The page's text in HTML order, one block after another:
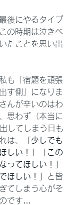
後にやるタイプ
の時期は泣きべ
たことを思い出
も「宿題を頑張
す側」になりま
んが辛いのはわ
思わず（本当に
してしまう日も
は、
「少しでも
しい！」「この
ってほしい！」
ほしい！」
と皆
てしまう心がそ
です…